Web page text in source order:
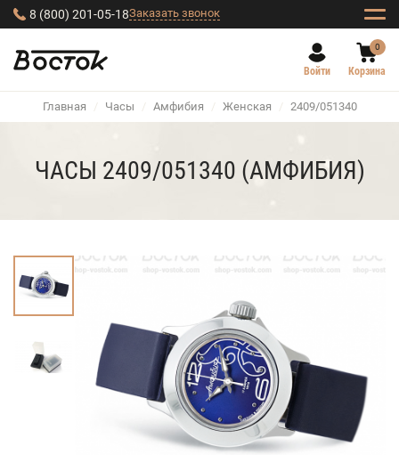
8 (800) 201-05-18Заказать звонок
Войти
0
Корзина
Главная / Часы / Амфибия / Женская / 2409/051340
ЧАСЫ 2409/051340 (АМФИБИЯ)